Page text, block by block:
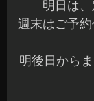
明日は
週末はご予
明後日から